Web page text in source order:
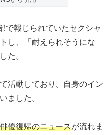
で報じられていたセクシャ
し、「耐えられそうにな
た。
活動しており、自身のイン
ました。
俳優復帰のニュースが流れま